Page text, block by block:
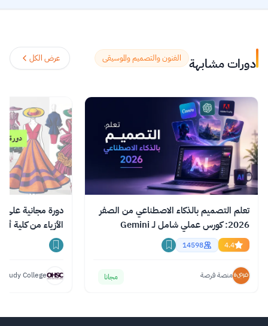
prepare for the path ahead.
اقرأ المزيد.
دورات مشابهة الفنون والتصميم والموسيقى عرض الكل
تعلم التصميم بالذكاء الاصطناعي من الصفر
2026: كورس عملي شامل لـ Gemini
وChatGPT وClaude
4.4
14598
منصة فرصة مجانا
دورة مجانية على
الأزياء من كلية
College